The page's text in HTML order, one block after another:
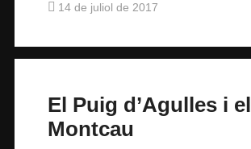
14 de juliol de 2017
El Puig d’Agulles i el
Montcau